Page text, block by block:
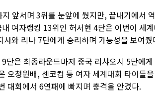
앞서며 3위를 눈앞에 뒀지만, 끝내기에서
여자랭킹 13위인 허서현 4단은 이번이 세
와 리나 7단에게 승리하며 가능성을 보여줬
단은 최종라운드마저 중국 리샤오시 5단에
오청원배, 센코컵 등 여자 세계대회 타이틀
대회에서 6연패에 빠지며 충격을 안겼다.